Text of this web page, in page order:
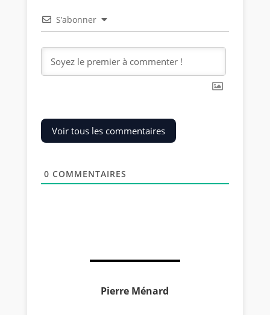
S’abonner
Voir tous les commentaires
0 COMMENTAIRES
Pierre Ménard